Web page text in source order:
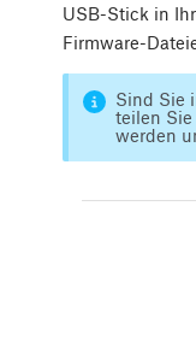
USB-Stick in
Firmware-
Sind Sie
teilen Sie
werden